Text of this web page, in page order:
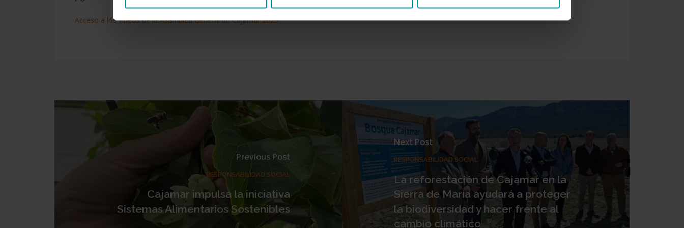
Acceso a los vídeos de la Asamblea General de Cajamar 2023
Previous Post
RESPONSABILIDAD SOCIAL
Cajamar impulsa la iniciativa
Sistemas Alimentarios Sostenibles
Next Post
RESPONSABILIDAD SOCIAL
La reforestación de Cajamar en la
Sierra de María ayudará a proteger
la biodiversidad y hacer frente al
cambio climático